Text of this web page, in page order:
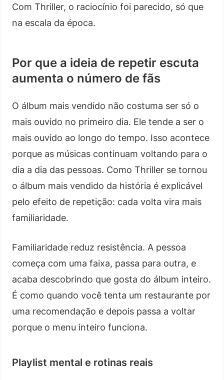
Com Thriller, o raciocínio foi parecido, só que
na escala da época.
Por que a ideia de repetir escuta
aumenta o número de fãs
O álbum mais vendido não costuma ser só o
mais ouvido no primeiro dia. Ele tende a ser o
mais ouvido ao longo do tempo. Isso acontece
porque as músicas continuam voltando para o
dia a dia das pessoas. Como Thriller se tornou
o álbum mais vendido da história é explicável
pelo efeito de repetição: cada volta vira mais
familiaridade.
Familiaridade reduz resistência. A pessoa
começa com uma faixa, passa para outra, e
acaba descobrindo que gosta do álbum inteiro.
É como quando você tenta um restaurante por
uma recomendação e depois passa a voltar
porque o menu inteiro funciona.
Playlist mental e rotinas reais